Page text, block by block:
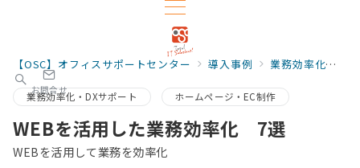
お問合せ
【OSC】オフィスサポートセンター 導入事例 業務効率化・DXサポート
業務効率化・DXサポート ホームページ・EC制作
WEBを活用した業務効率化 7選
WEBを活用して業務を効率化